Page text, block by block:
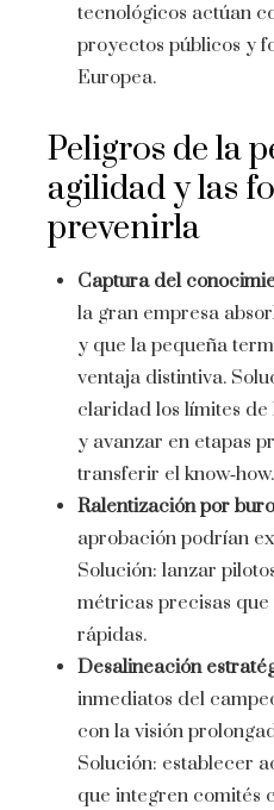
tecnológicos actúan
proyectos públicos y
Europea.
Peligros de la
agilidad y las
prevenirla
Captura del
la gran empresa
y que la pequeña
ventaja distintiva.
claridad los límites
y avanzar en etapas
transferir el know‑how.
Ralentización por
aprobación podrían
Solución: lanzar
métricas precisas
rápidas.
Desalineación
inmediatos del
con la visión
Solución: establecer
que integren comités